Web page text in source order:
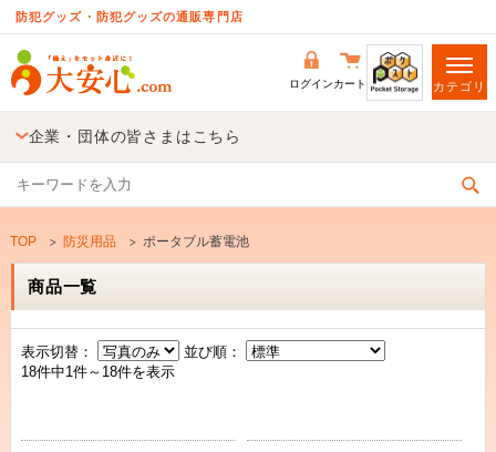
防犯グッズ・防犯グッズの通販専門店
ログインカート カテゴリ
企業・団体の皆さまはこちら
TOP 防災用品 ポータブル蓄電池
表示切替：
並び順：
18件中1件～18件を表示
商品一覧